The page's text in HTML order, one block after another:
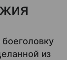
из